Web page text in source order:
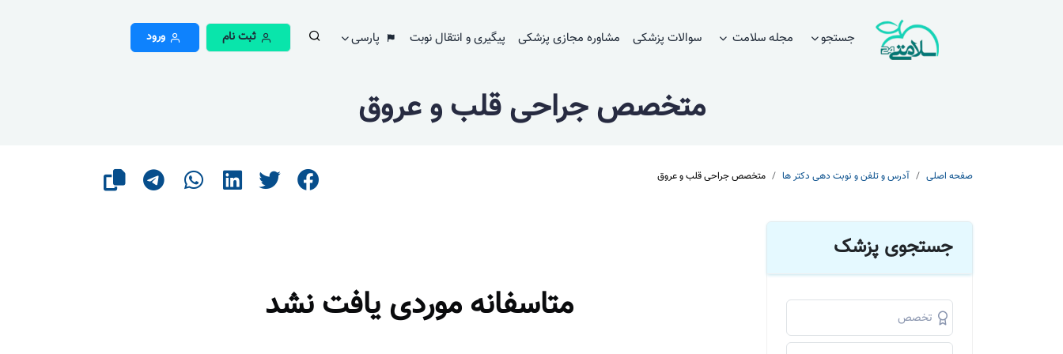
جستجو مجله سلامت سوالات پزشکی مشاوره مجازی پزشکی پیگیری و انتقال نوبت پارسی ثبت نام ورود
متخصص جراحی قلب و عروق
صفحه اصلی آدرس و تلفن و نوبت دهی دکتر ها متخصص جراحی قلب و عروق
جستجوی پزشک
متاسفانه موردی یافت نشد